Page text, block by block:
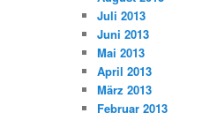
Juli 2013
Juni 2013
Mai 2013
April 2013
März 2013
Februar 2013